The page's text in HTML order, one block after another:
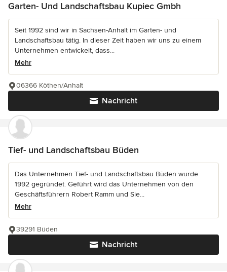
Garten- Und Landschaftsbau Kupiec Gmbh
Seit 1992 sind wir in Sachsen-Anhalt im Garten- und
Landschaftsbau tätig. In dieser Zeit haben wir uns zu einem
Unternehmen entwickelt, dass...
Mehr
Nachricht
06366 Köthen/Anhalt
Tief- und Landschaftsbau Büden
Das Unternehmen Tief- und Landschaftsbau Büden wurde
1992 gegründet. Geführt wird das Unternehmen von den
Geschäftsführern Robert Ramm und Sie...
Mehr
Nachricht
39291 Büden